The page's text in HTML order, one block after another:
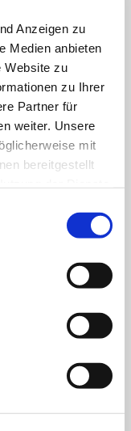
Anzeigen zu
Medien anbieten
Website zu
zu Ihrer
Partner für
weiter. Unsere
mit
bereitgestellt
minimal-